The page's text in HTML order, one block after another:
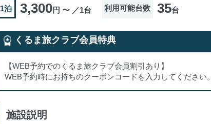
1泊 3,300円 〜 ／1台 利用可能台数 35台
くるま旅クラブ会員特典
【WEB予約でのくるま旅クラブ会員割引あり】
WEB予約時にお持ちのクーポンコードを入力してください。
施設説明